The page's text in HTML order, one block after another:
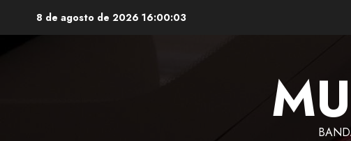
8 de agosto de 202616:00:04